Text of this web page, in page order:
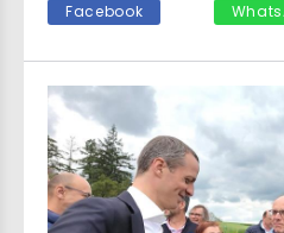
Facebook